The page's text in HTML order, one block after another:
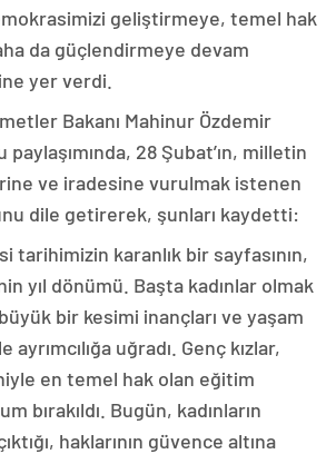
geliştirmeye, temel hak
da güçlendirmeye devam
yer verdi.
Bakanı Mahinur Özdemir
28 Şubat’ın, milletin
ve iradesine vurulmak istenen
dile getirerek, şunları kaydetti:
tarihimizin karanlık bir sayfasının,
yıl dönümü. Başta kadınlar olmak
bir kesimi inançları ve yaşam
uğradı. Genç kızlar,
en temel hak olan eğitim
bırakıldı. Bugün, kadınların
haklarının güvence altına